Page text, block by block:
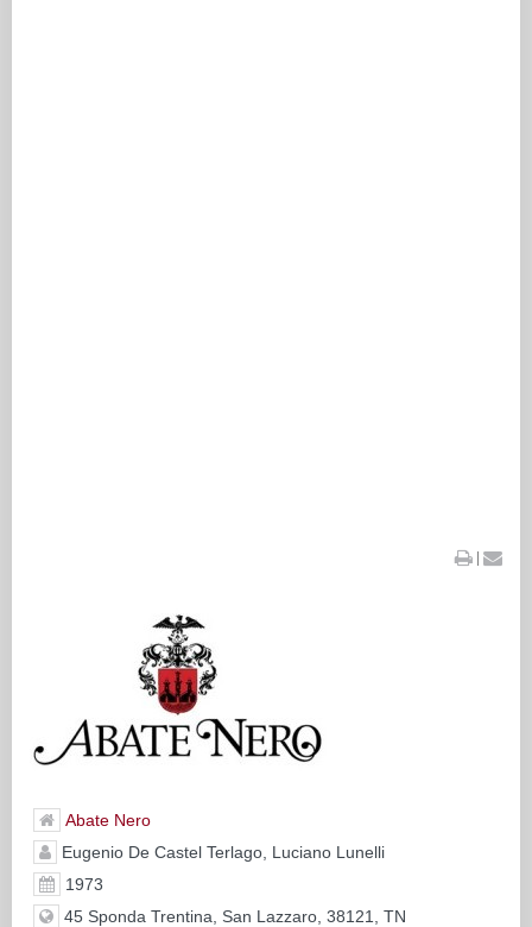
|
Abate Nero
Eugenio De Castel Terlago, Luciano Lunelli
1973
45 Sponda Trentina, San Lazzaro, 38121, TN